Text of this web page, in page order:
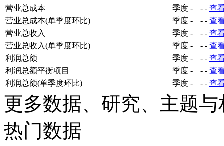
营业总成本
季度 - - - 查
营业总成本(单季度环比)
季度 - - - 查
营业总收入
季度 - - - 查
营业总收入(单季度环比)
季度 - - - 查
利润总额
季度 - - - 查
利润总额平衡项目
季度 - - - 查
利润总额(单季度环比)
季度 - - - 查
更多数据、研究、主题
热门数据